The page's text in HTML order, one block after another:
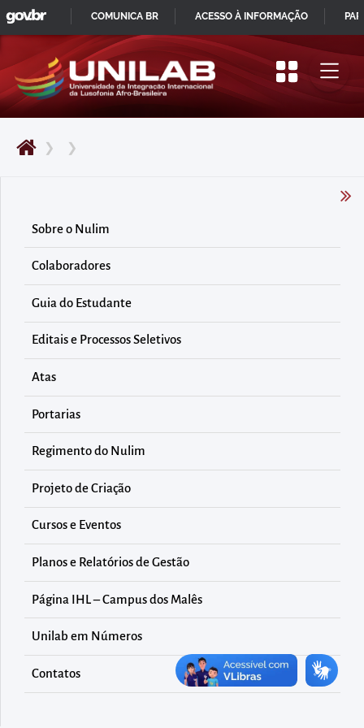
Pular
para
início
do
principal
Acessar
diretamente
o
Acessar
diretamente
área
para
realizar
buscas
internas
Acessar
informações
postas
rodapé
❯ ❯
Sobre o Nulim
Colaboradores
Guia do Estudante
Editais e Processos Seletivos
Atas
Portarias
Regimento do Nulim
Projeto de Criação
Cursos e Eventos
Planos e Relatórios de Gestão
Página IHL – Campus dos Malês
Unilab em Números
Contatos
IR
PARA
CONTEÚDO
GOVBR
COMUNICA BR ACESSO À INFORMAÇÃO